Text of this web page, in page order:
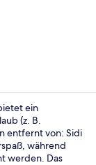
ein
(z. B.
entfernt von: Sidi
während
werden. Das